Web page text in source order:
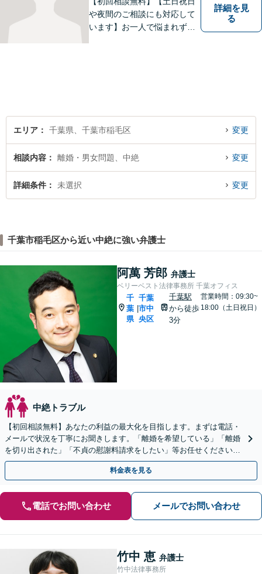
や夜間のご相談にも対応して
います】お一人で悩まれず、
詳細を見
る
エリア 千葉県、千葉市稲毛区 変更
相談内容 離婚・男女問題、中絶 変更
詳細条件 未選択 変更
千葉市稲毛区から近い中絶に強い弁護士
阿萬 芳郎 弁護士
ベリーベスト法律事務所 千葉オフィス
千
葉
県
千葉
市中
央区
千葉駅
から徒歩
3分
営業時間：09:30~
18:00（土日祝日）
中絶トラブル
【初回相談無料】あなたの利益の最大化を目指します。まずは電話・
メールで状況を丁寧にお聞きします。「離婚を希望している」「離婚
を切り出された」「不貞の慰謝料請求をしたい」等お任せください。
【リーズナブルな料金設定】
料金表を見る
電話でお問い合わせ メールでお問い合わせ
竹中 恵 弁護士
竹中法律事務所